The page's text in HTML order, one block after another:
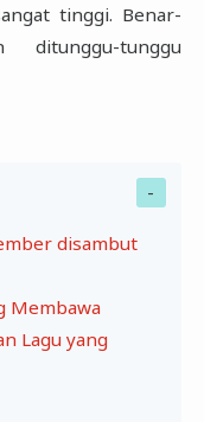
tinggi. Benar-
‎tunggu
disambut
Membawa
Lagu yang